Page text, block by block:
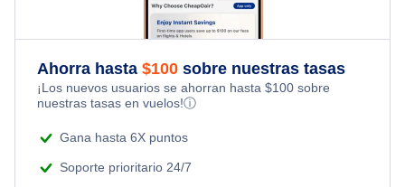
Ahorra hasta $100 sobre nuestras tasas
¡Los nuevos usuarios se ahorran hasta $100 sobre
nuestras tasas en vuelos!ⓘ
Gana hasta 6X puntos
Soporte prioritario 24/7